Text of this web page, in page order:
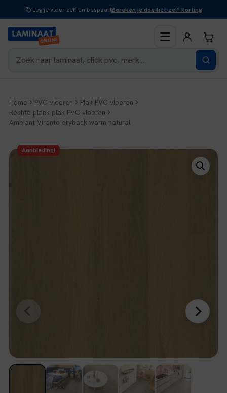
inhoud
Leg je vloer zelf en bespaar!Bereken je doe-het-zelf korting
Home PVC vloeren
Plak PVC vloeren
Rechte plank plak PVC vloeren
Ambiant Viranto dryback warm natural
Aanbieding!